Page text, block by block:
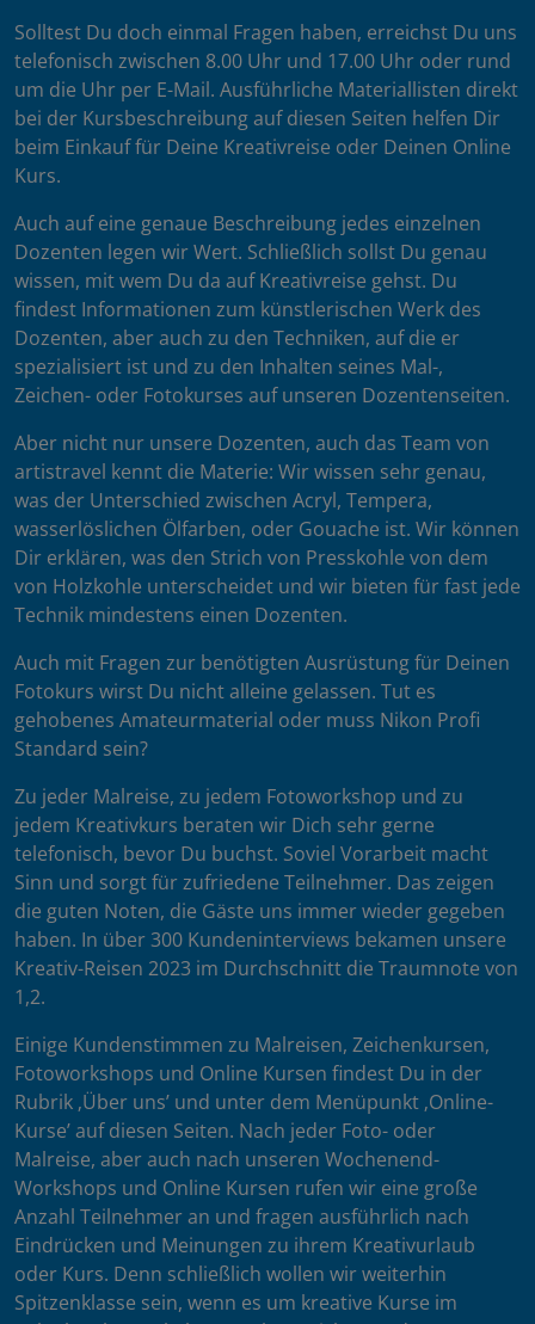
Solltest Du doch einmal Fragen haben, erreichst Du uns
telefonisch zwischen 8.00 Uhr und 17.00 Uhr oder rund
um die Uhr per E-Mail. Ausführliche Materiallisten direkt
bei der Kursbeschreibung auf diesen Seiten helfen Dir
beim Einkauf für Deine Kreativreise oder Deinen Online
Kurs.
Auch auf eine genaue Beschreibung jedes einzelnen
Dozenten legen wir Wert. Schließlich sollst Du genau
wissen, mit wem Du da auf Kreativreise gehst. Du
findest Informationen zum künstlerischen Werk des
Dozenten, aber auch zu den Techniken, auf die er
spezialisiert ist und zu den Inhalten seines Mal-,
Zeichen- oder Fotokurses auf unseren Dozentenseiten.
Aber nicht nur unsere Dozenten, auch das Team von
artistravel kennt die Materie: Wir wissen sehr genau,
was der Unterschied zwischen Acryl, Tempera,
wasserlöslichen Ölfarben, oder Gouache ist. Wir können
Dir erklären, was den Strich von Presskohle von dem
von Holzkohle unterscheidet und wir bieten für fast jede
Technik mindestens einen Dozenten.
Auch mit Fragen zur benötigten Ausrüstung für Deinen
Fotokurs wirst Du nicht alleine gelassen. Tut es
gehobenes Amateurmaterial oder muss Nikon Profi
Standard sein?
Zu jeder Malreise, zu jedem Fotoworkshop und zu
jedem Kreativkurs beraten wir Dich sehr gerne
telefonisch, bevor Du buchst. Soviel Vorarbeit macht
Sinn und sorgt für zufriedene Teilnehmer. Das zeigen
die guten Noten, die Gäste uns immer wieder gegeben
haben. In über 300 Kundeninterviews bekamen unsere
Kreativ-Reisen 2023 im Durchschnitt die Traumnote von
1,2.
Einige Kundenstimmen zu Malreisen, Zeichenkursen,
Fotoworkshops und Online Kursen findest Du in der
Rubrik ‚Über uns’ und unter dem Menüpunkt ‚Online-
Kurse’ auf diesen Seiten. Nach jeder Foto- oder
Malreise, aber auch nach unseren Wochenend-
Workshops und Online Kursen rufen wir eine große
Anzahl Teilnehmer an und fragen ausführlich nach
Eindrücken und Meinungen zu ihrem Kreativurlaub
oder Kurs. Denn schließlich wollen wir weiterhin
Spitzenklasse sein, wenn es um kreative Kurse im